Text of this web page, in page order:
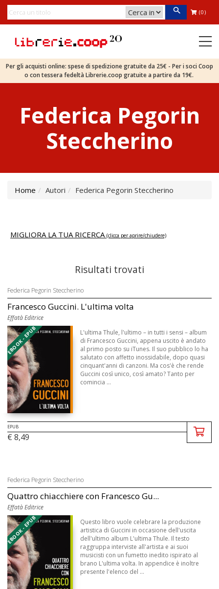
(0)
Per gli acquisti online: spese di spedizione gratuite da 25€ - Per i soci Coop
o con tessera fedeltà Librerie.coop gratuite a partire da 19€.
Federica Pegorin
Steccherino
Home Autori Federica Pegorin Steccherino
MIGLIORA LA TUA RICERCA (clicca per aprire/chiudere)
Risultati trovati
Federica Pegorin Steccherino
Francesco Guccini. L'ultima volta
Effatà Editrice
EBOOK - EPUB
L'ultima Thule, l'ultimo – in tutti i sensi – album
di Francesco Guccini, appena uscito è andato
al primo posto su iTunes. Il suo pubblico lo ha
salutato con affetto inossidabile, dopo quasi
cinquant'anni di canzoni. Ma cos'è che rende
Guccini così unico, così amato? Tanto per
comincia ...
EPUB
€ 8,49
Federica Pegorin Steccherino
Quattro chiacchiere con Francesco Gu...
Effatà Editrice
EBOOK - EPUB
Questo libro vuole celebrare la produzione
artistica di Guccini in occasione dell'uscita
dell'ultimo album L'ultima Thule. Il testo
raggruppa interviste all'artista e ai suoi
musicisti con un fumetto inedito ispirato al
brano L'ultima volta. In appendice è inoltre
presente l'elenco del ...